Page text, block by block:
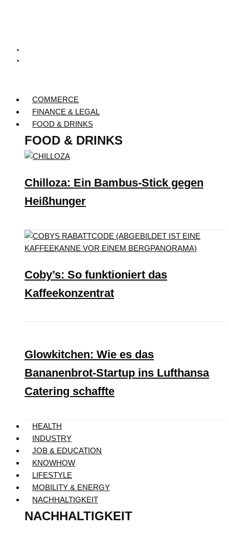
COMMERCE
FINANCE & LEGAL
FOOD & DRINKS
FOOD & DRINKS
Chilloza: Ein Bambus-Stick gegen
Heißhunger
Coby’s: So funktioniert das
Kaffeekonzentrat
Glowkitchen: Wie es das
Bananenbrot-Startup ins Lufthansa
Catering schaffte
HEALTH
INDUSTRY
JOB & EDUCATION
KNOWHOW
LIFESTYLE
MOBILITY & ENERGY
NACHHALTIGKEIT
NACHHALTIGKEIT